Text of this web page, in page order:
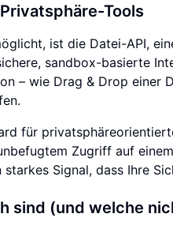
Tools
ist die Datei-API,
sandbox-basierte
– wie Drag & Drop einer
für
Zugriff auf
Signal, dass Ihre
sind (und welche